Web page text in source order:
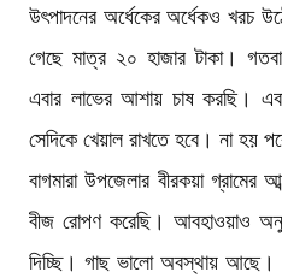
উৎপাদনের অর্ধেকের অর্ধেকও খরচ
গেছে মাত্র ২০ হাজার টাকা।
এবার লাভের আশায় চাষ করছি।
সেদিকে খেয়াল রাখতে হবে। না হয়
বাগমারা উপজেলার বীরকয়া
বীজ রোপণ করেছি। আবহাওয়াও
দিচ্ছি। গাছ ভালো অবস্থায়